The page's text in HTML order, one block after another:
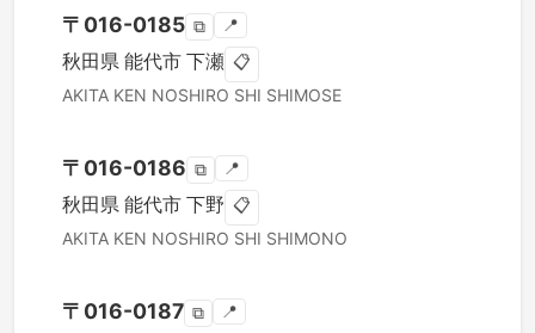
〒 016-0185 ⧉ 📍
秋田県 能代市 下瀬 📋
AKITA KEN NOSHIRO SHI SHIMOSE
〒 016-0186 ⧉ 📍
秋田県 能代市 下野 📋
AKITA KEN NOSHIRO SHI SHIMONO
〒 016-0187 ⧉ 📍